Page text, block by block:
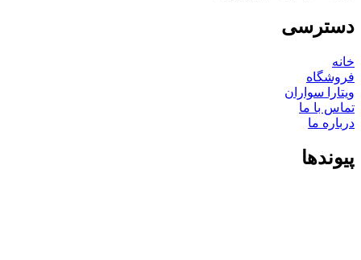
دسترسی
خانه
فروشگاه
ویتارا سواران
تماس با ما
درباره ما
پیوندها